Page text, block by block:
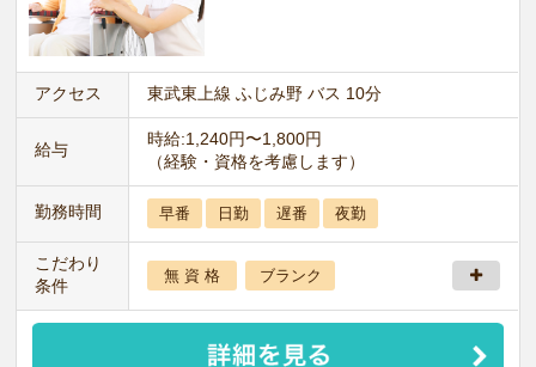
アクセス 東武東上線 ふじみ野 バス 10分
給与
時給:1,240円〜1,800円
（経験・資格を考慮します）
勤務時間 早番 日勤 遅番 夜勤
こだわり
条件
無 資 格 ブランク